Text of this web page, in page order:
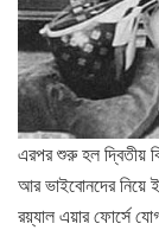
এরপর শুরু হল দ্বিতীয়
আর ভাইবোনদের নিয়ে
রয়্যাল এয়ার ফোর্সে